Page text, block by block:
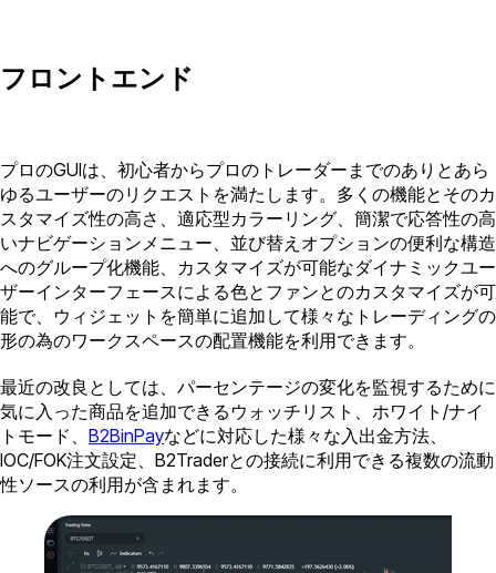
フロントエンド
プロのGUIは、初心者からプロのトレーダーまでのありとあら
ゆるユーザーのリクエストを満たします。多くの機能とそのカ
スタマイズ性の高さ、適応型カラーリング、簡潔で応答性の高
いナビゲーションメニュー、並び替えオプションの便利な構造
へのグループ化機能、カスタマイズが可能なダイナミックユー
ザーインターフェースによる色とファンとのカスタマイズが可
能で、ウィジェットを簡単に追加して様々なトレーディングの
形の為のワークスペースの配置機能を利用できます。
最近の改良としては、パーセンテージの変化を監視するために
気に入った商品を追加できるウォッチリスト、ホワイト/ナイ
トモード、 B2BinPayなどに対応した様々な入出金方法、
IOC/FOK注文設定、B2Traderとの接続に利用できる複数の流動
性ソースの利用が含まれます。